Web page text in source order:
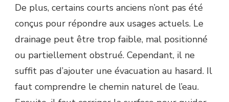
De plus, certains courts anciens n’ont pas été
conçus pour répondre aux usages actuels. Le
drainage peut être trop faible, mal positionné
ou partiellement obstrué. Cependant, il ne
suffit pas d’ajouter une évacuation au hasard. Il
faut comprendre le chemin naturel de l’eau.